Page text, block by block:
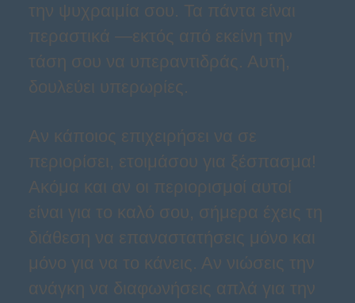
την ψυχραιμία σου. Τα πάντα είναι
περαστικά —εκτός από εκείνη την
τάση σου να υπεραντιδράς. Αυτή,
δουλεύει υπερωρίες.
Αν κάποιος επιχειρήσει να σε
περιορίσει, ετοιμάσου για ξέσπασμα!
Ακόμα και αν οι περιορισμοί αυτοί
είναι για το καλό σου, σήμερα έχεις τη
διάθεση να επαναστατήσεις μόνο και
μόνο για να το κάνεις. Αν νιώσεις την
ανάγκη να διαφωνήσεις απλά για την